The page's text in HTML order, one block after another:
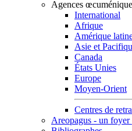
Agences
International
Afrique
Amérique
Asie et
Canada
États Unies
Europe
Moyen-Orient
Centres de
Areopagus - un